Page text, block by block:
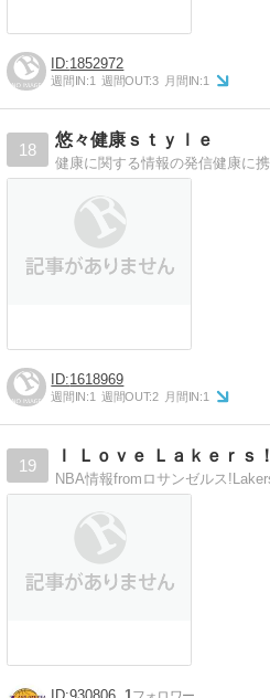
1852972
週間IN:1 週間OUT:3 月間IN:1
18
悠々健康ｓｔｙｌｅ
1618969
週間IN:1 週間OUT:2 月間IN:1
19
Ｉ Ｌｏｖｅ Ｌａｋｅｒｓ！